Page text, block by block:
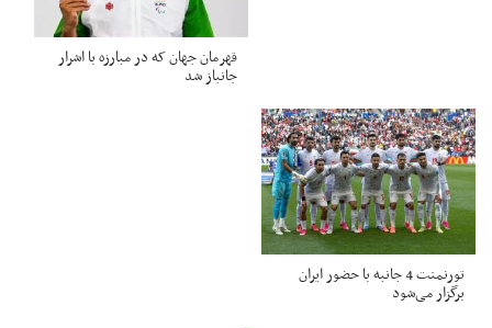
قهرمان جهان که در مبارزه با اشرار
جانباز شد
تورنمنت 4 جانبه با حضور ایران
برگزار می‌شود